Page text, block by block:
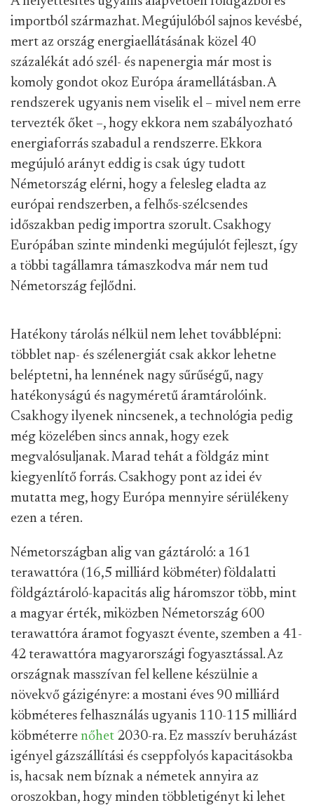
importból származhat. Megújulóból sajnos kevésbé,
mert az ország energiaellátásának közel 40
százalékát adó szél- és napenergia már most is
komoly gondot okoz Európa áramellátásban. A
rendszerek ugyanis nem viselik el – mivel nem erre
tervezték őket –, hogy ekkora nem szabályozható
energiaforrás szabadul a rendszerre. Ekkora
megújuló arányt eddig is csak úgy tudott
Németország elérni, hogy a felesleg eladta az
európai rendszerben, a felhős-szélcsendes
időszakban pedig importra szorult. Csakhogy
Európában szinte mindenki megújulót fejleszt, így
a többi tagállamra támaszkodva már nem tud
Németország fejlődni.
Hatékony tárolás nélkül nem lehet továbblépni:
többlet nap- és szélenergiát csak akkor lehetne
beléptetni, ha lennének nagy sűrűségű, nagy
hatékonyságú és nagyméretű áramtárolóink.
Csakhogy ilyenek nincsenek, a technológia pedig
még közelében sincs annak, hogy ezek
megvalósuljanak. Marad tehát a földgáz mint
kiegyenlítő forrás. Csakhogy pont az idei év
mutatta meg, hogy Európa mennyire sérülékeny
ezen a téren.
Németországban alig van gáztároló: a 161
terawattóra (16,5 milliárd köbméter) földalatti
földgáztároló-kapacitás alig háromszor több, mint
a magyar érték, miközben Németország 600
terawattóra áramot fogyaszt évente, szemben a 41-
42 terawattóra magyarországi fogyasztással. Az
országnak masszívan fel kellene készülnie a
növekvő gázigényre: a mostani éves 90 milliárd
köbméteres felhasználás ugyanis 110-115 milliárd
köbméterre nőhet 2030-ra. Ez masszív beruházást
igényel gázszállítási és cseppfolyós kapacitásokba
is, hacsak nem bíznak a németek annyira az
oroszokban, hogy minden többletigényt ki lehet